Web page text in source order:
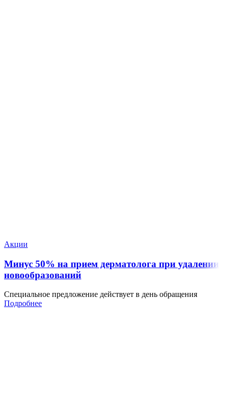
Акции
Минус 50% на прием дерматолога при удалении
новообразований
Специальное предложение действует в день обращения
Подробнее